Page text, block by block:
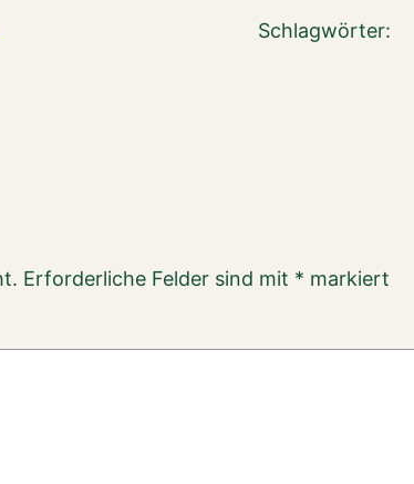
Schlagwörter:
Erforderliche Felder sind mit * markiert